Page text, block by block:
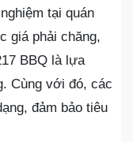
tại quán
giá phải chăng,
BBQ là lựa
Cùng với đó, các
đảm bảo tiêu